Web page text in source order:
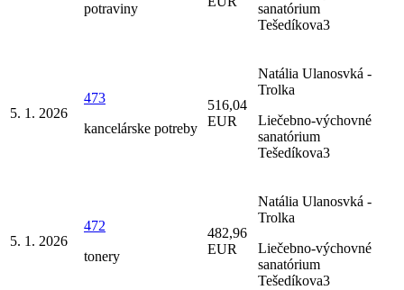
potraviny
sanatórium
Tešedíkova3
5. 1. 2026
473
kancelárske potreby
516,04
EUR
Natália Ulanosvká -
Trolka
Liečebno-výchovné
sanatórium
Tešedíkova3
5. 1. 2026
472
tonery
482,96
EUR
Natália Ulanosvká -
Trolka
Liečebno-výchovné
sanatórium
Tešedíkova3